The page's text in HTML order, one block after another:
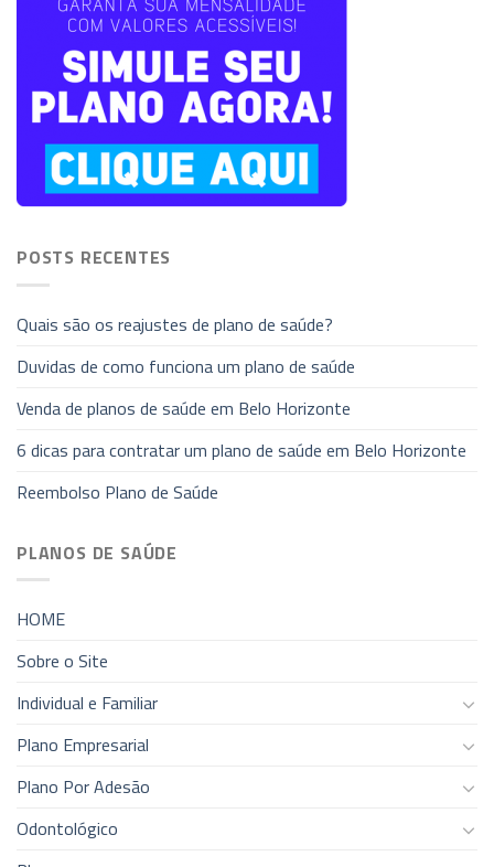
POSTS RECENTES
Quais são os reajustes de plano de saúde?
Duvidas de como funciona um plano de saúde
Venda de planos de saúde em Belo Horizonte
6 dicas para contratar um plano de saúde em Belo Horizonte
Reembolso Plano de Saúde
PLANOS DE SAÚDE
HOME
Sobre o Site
Individual e Familiar
Plano Empresarial
Plano Por Adesão
Odontológico